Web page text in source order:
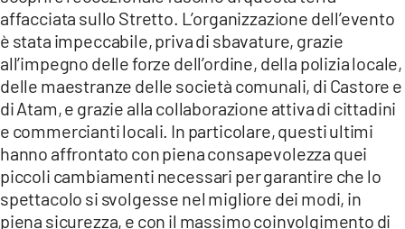
COSENZACHANNEL.IT
ILVIBONESE.IT
CATANZAROCHANNEL.IT
LACAPITALENEWS.IT
App
affacciata sullo Stretto. L’organizzazione dell’evento
è stata impeccabile, priva di sbavature, grazie
all’impegno delle forze dell’ordine, della polizia locale,
delle maestranze delle società comunali, di Castore e
di Atam, e grazie alla collaborazione attiva di cittadini
e commercianti locali. In particolare, questi ultimi
hanno affrontato con piena consapevolezza quei
piccoli cambiamenti necessari per garantire che lo
spettacolo si svolgesse nel migliore dei modi, in
piena sicurezza, e con il massimo coinvolgimento di